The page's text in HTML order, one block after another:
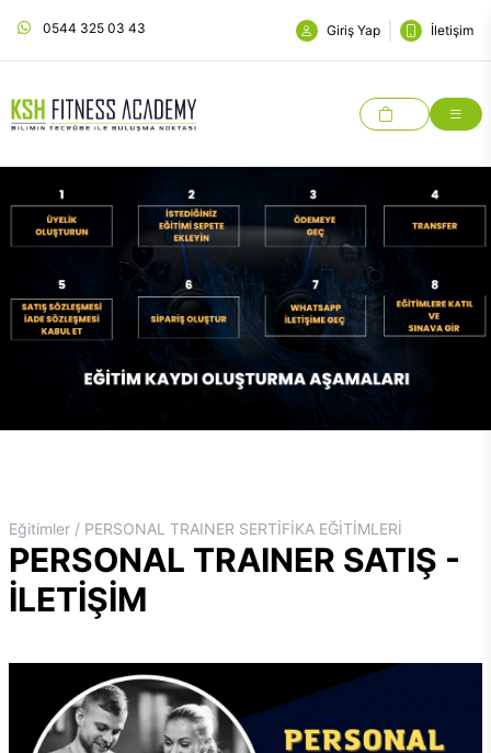
0544 325 03 43 Giriş Yap İletişim
Eğitimler / PERSONAL TRAINER SERTİFİKA EĞİTİMLERİ
PERSONAL TRAINER SATIŞ -
İLETİŞİM